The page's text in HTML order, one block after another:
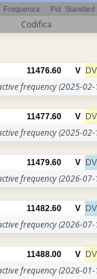
Frequenza Pol Standard
Codifica
11476.60 V
frequency(2025-02-
11477.60 V
frequency(2025-02-
11479.60 V
frequency(2026-07-
11482.60 V
frequency(2026-07-
11488.00 V
frequency(2026-01-